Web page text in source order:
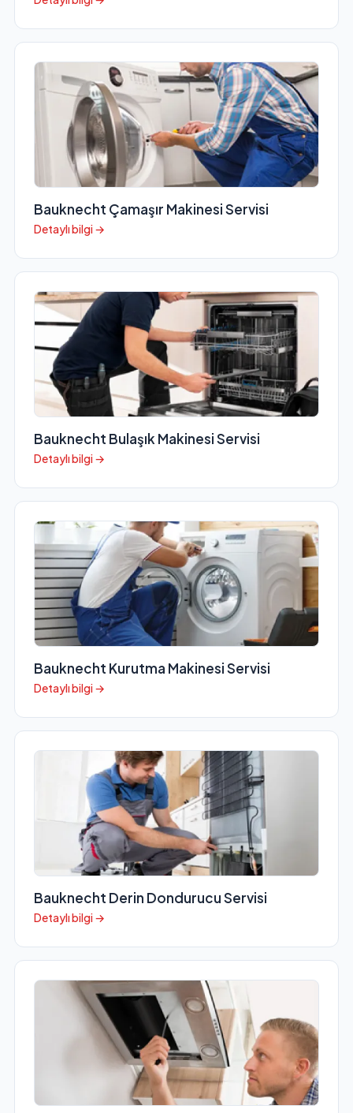
Bauknecht Çamaşır Makinesi Servisi
Detaylı bilgi →
Bauknecht Bulaşık Makinesi Servisi
Detaylı bilgi →
Bauknecht Kurutma Makinesi Servisi
Detaylı bilgi →
Bauknecht Derin Dondurucu Servisi
Detaylı bilgi →